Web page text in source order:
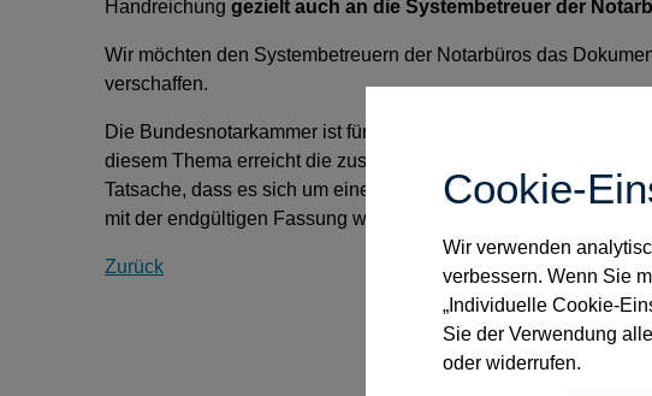
Cookie-
Wir verwenden
verbessern. Wenn Sie
„Individuelle Cookie-
Sie der Verwendung
oder widerrufen.
Handreichung gezielt auch an die Systembetreuer der
Wir möchten den Systembetreuern der Notarbüros das
verschaffen.
Die Bundesnotarkammer ist für alle Anregungen und Hinweise
diesem Thema erreicht die zuständigen Mitarbeitenden am
Tatsache, dass es sich um einen Entwurf handelt, darauf hin,
mit der endgültigen Fassung wird verweisen müssen. Wir
Zurück